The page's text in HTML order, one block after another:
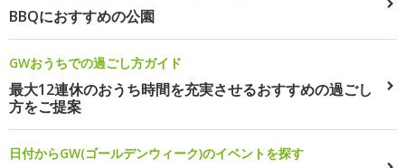
BBQにおすすめの公園
GWおうちでの過ごし方ガイド
最大12連休のおうち時間を充実させるおすすめの過ごし
方をご提案
日付からGW(ゴールデンウィーク)のイベントを探す